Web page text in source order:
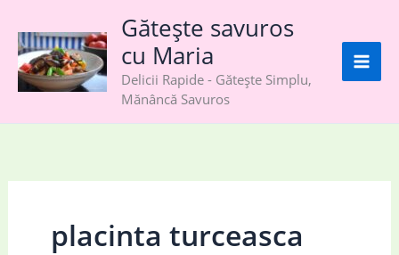
content
Gătește savuros
cu Maria
Delicii Rapide - Gătește Simplu,
Mănâncă Savuros
placinta turceasca